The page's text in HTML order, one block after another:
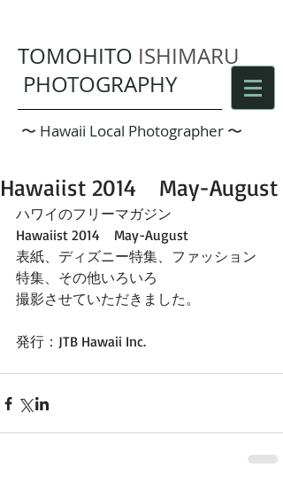
TOMOHITO ISHIMARU
PHOTOGRAPHY
​ 〜 Hawaii Local Photographer 〜
Hawaiist 2014 May-August
ハワイのフリーマガジン
Hawaiist 2014　May-August
表紙、ディズニー特集、ファッション
特集、その他いろいろ
撮影させていただきました。
発行：JTB Hawaii Inc.